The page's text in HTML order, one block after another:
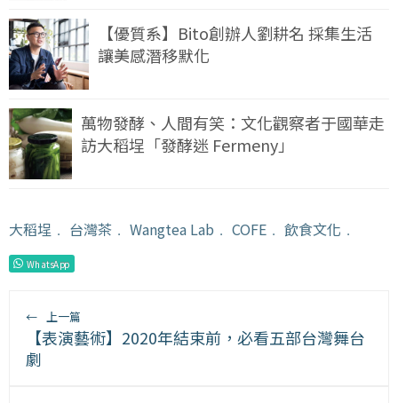
【優質系】Bito創辦人劉耕名 採集生活
讓美感潛移默化
萬物發酵、人間有笑：文化觀察者于國華走
訪大稻埕「發酵迷 Fermeny」
大稻埕 ﹒ 台灣茶 ﹒ Wangtea Lab ﹒ COFE ﹒ 飲食文化 ﹒
WhatsApp
← 上一篇
【表演藝術】2020年結束前，必看五部台灣舞台
劇